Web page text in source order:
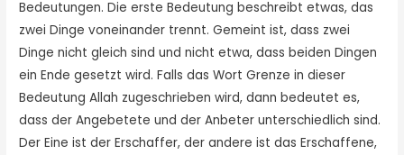
Bedeutungen. Die erste Bedeutung beschreibt etwas, das
zwei Dinge voneinander trennt. Gemeint ist, dass zwei
Dinge nicht gleich sind und nicht etwa, dass beiden Dingen
ein Ende gesetzt wird. Falls das Wort Grenze in dieser
Bedeutung Allah zugeschrieben wird, dann bedeutet es,
dass der Angebetete und der Anbeter unterschiedlich sind.
Der Eine ist der Erschaffer, der andere ist das Erschaffene,